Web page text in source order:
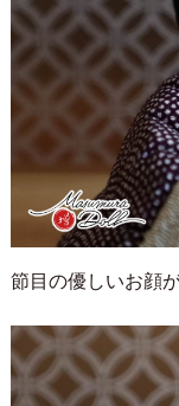
節目の優しいお顔